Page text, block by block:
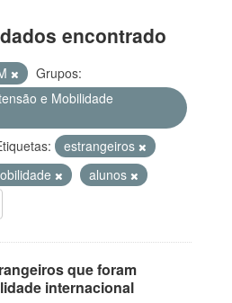
encontrado
Grupos:
e Mobilidade
estrangeiros
alunos
que foram
internacional